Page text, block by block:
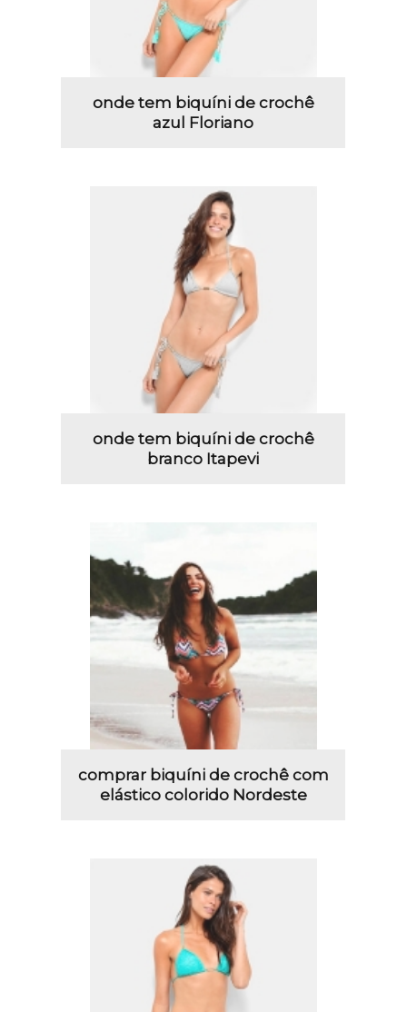
onde tem biquíni de crochê
azul Floriano
onde tem biquíni de crochê
branco Itapevi
comprar biquíni de crochê com
elástico colorido Nordeste